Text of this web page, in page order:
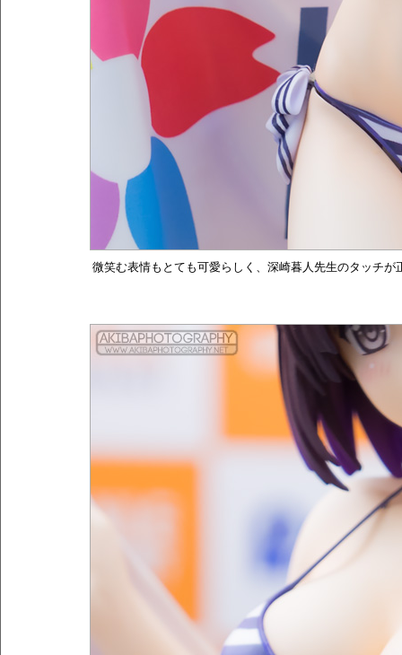
微笑む表情もとても可愛らしく、深崎暮人先生のタッチが